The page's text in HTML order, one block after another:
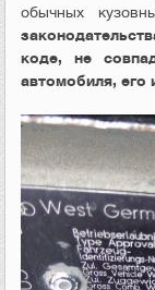
обычных
коде, не
автомобиля, его